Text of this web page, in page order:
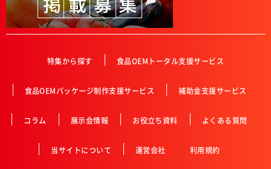
特集から探す 食品OEMトータル支援サービス
食品OEMパッケージ制作支援サービス 補助金支援サービス
コラム 展示会情報 お役立ち資料 よくある質問
当サイトについて 運営会社 利用規約